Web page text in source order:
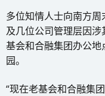
多位知情人士向南方
及几位公司管理层因
基会和合融集团办公
园。
“现在老基会和合融集